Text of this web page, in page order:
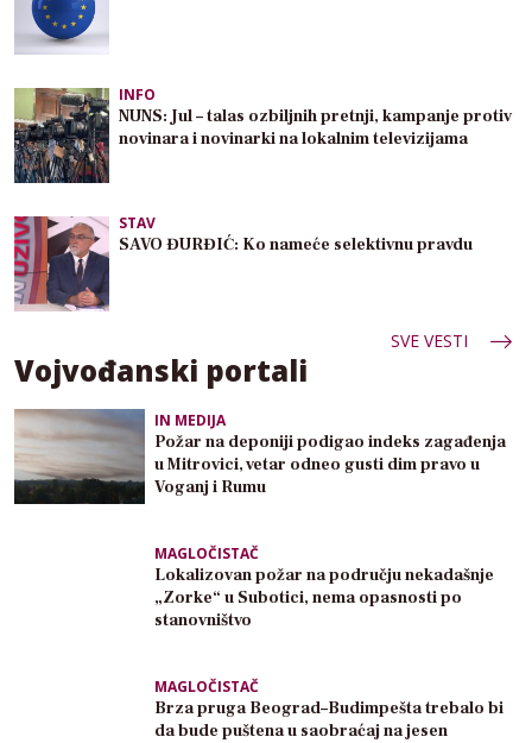
INFO
NUNS: Jul – talas ozbiljnih pretnji, kampanje protiv
novinara i novinarki na lokalnim televizijama
STAV
SAVO ĐURĐIĆ: Ko nameće selektivnu pravdu
SVE VESTI
Vojvođanski portali
IN MEDIJA
Požar na deponiji podigao indeks zagađenja
u Mitrovici, vetar odneo gusti dim pravo u
Voganj i Rumu
MAGLOČISTAČ
Lokalizovan požar na području nekadašnje
„Zorke“ u Subotici, nema opasnosti po
stanovništvo
MAGLOČISTAČ
Brza pruga Beograd–Budimpešta trebalo bi
da bude puštena u saobraćaj na jesen